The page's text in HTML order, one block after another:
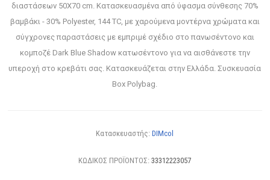
διαστάσεων 50X70 cm. Κατασκευασμένα από ύφασμα σύνθεσης 70%
βαμβάκι - 30% Polyester, 144 TC, με χαρούμενα μοντέρνα χρώματα και
σύγχρονες παραστάσεις με εμπριμέ σχέδιο στο πανωσέντονο και
κομποζέ Dark Blue Shadow κατωσέντονο για να αισθάνεστε την
υπεροχή στο κρεβάτι σας. Κατασκευάζεται στην Ελλάδα. Συσκευασία
Box Polybag.
Κατασκευαστής: DIMcol
ΚΩΔΙΚΟΣ ΠΡΟΪΟΝΤΟΣ: 33312223057